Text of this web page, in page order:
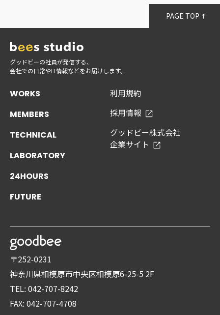
PAGE TOP
グッドビーの社員が発信する、
会社での日常やIT情報などをお届けします。
WORKS
MEMBERS
TECHNICAL
LABORATORY
24HOURS
FUTURE
利用規約
採用情報
グッドビー株式会社
企業サイト
〒252-0231
神奈川県相模原市中央区相模原6-25-5 2F
TEL: 042-707-8242
FAX: 042-707-4708